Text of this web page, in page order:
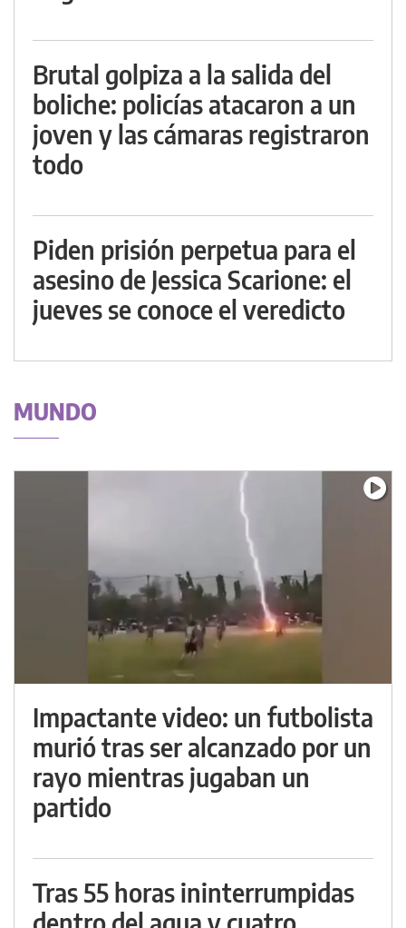
Brutal golpiza a la salida del
boliche: policías atacaron a un
joven y las cámaras registraron
todo
Piden prisión perpetua para el
asesino de Jessica Scarione: el
jueves se conoce el veredicto
MUNDO
Impactante video: un futbolista
murió tras ser alcanzado por un
rayo mientras jugaban un
partido
Tras 55 horas ininterrumpidas